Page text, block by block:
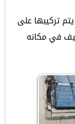
تركيبها على
في مكانه